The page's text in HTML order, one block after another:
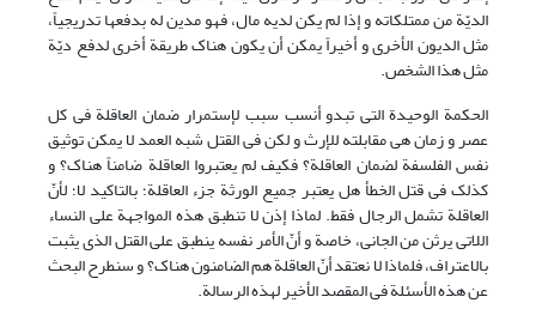
الدیّة من ممتلکاته و إذا لم یکن لدیه مال، فهو مدین له بدفعها تدریجیاً،
مثل الدیون الأخرى و أخیراً یمکن أن یکون هناک طریقة أخرى لدفع دیّة
مثل هذا الشخص.
الحکمة الوحیدة التی تبدو أنسب سبب لإستمرار ضمان العاقلة فی کل
عصر و زمان هی مقابلته للإرث و لکن فی القتل شبه العمد لا یمکن توثیق
نفس الفلسفة لضمان العاقلة؟ فکیف لم یعتبروا العاقلة ضامناً هناک؟ و
کذلک فی قتل الخطأ هل یعتبر جمیع الورثة جزء العاقلة؛ بالتاکید لا؛ لأنّ
العاقلة تشمل الرجال فقط. لماذا إذن لا تنطبق هذه المواجهة على النساء
اللاتی یرثن من الجانی، خاصة و أنّ الأمر نفسه ینطبق على القتل الذی یثبت
بالاعتراف، فلماذا لا نعتقد أنّ العاقلة هم الضامنون هناک؟ و سنطرح البحث
عن هذه الأسئلة فی المقصد الأخیر لهذه الرسالة.